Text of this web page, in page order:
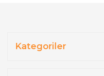
Kategoriler